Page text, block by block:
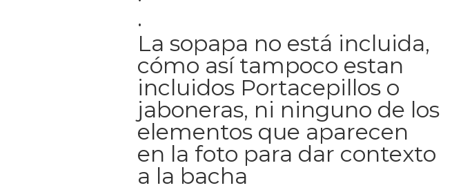
.
La sopapa no está incluida,
cómo así tampoco estan
incluidos Portacepillos o
jaboneras, ni ninguno de los
elementos que aparecen
en la foto para dar contexto
a la bacha